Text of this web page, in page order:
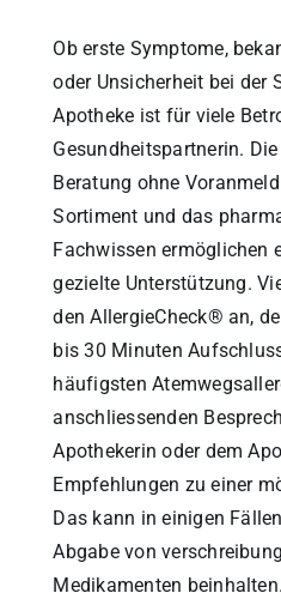
Ob erste Symptome,
oder Unsicherheit bei der
Apotheke ist für viele
Gesundheitspartnerin.
Beratung ohne
Sortiment und das
Fachwissen ermöglichen
gezielte Unterstützung.
den AllergieCheck® an,
bis 30 Minuten
häufigsten
anschliessenden
Apothekerin oder dem
Empfehlungen zu einer
Das kann in einigen
Abgabe von
Medikamenten beinhalten.